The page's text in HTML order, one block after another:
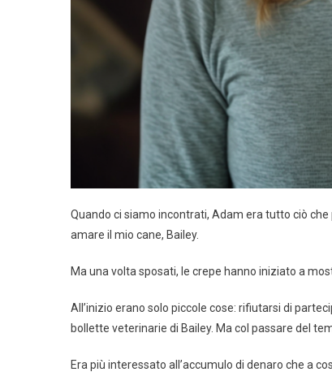
Quando ci siamo incontrati, Adam era tutto ciò
amare il mio cane, Bailey.
Ma una volta sposati, le crepe hanno iniziato a
All’inizio erano solo piccole cose: rifiutarsi di
bollette veterinarie di Bailey. Ma col passare del
Era più interessato all’accumulo di denaro che a